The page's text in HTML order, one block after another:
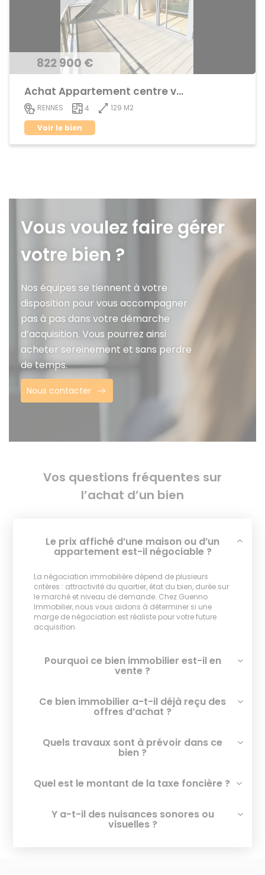
822 900 €
Achat Appartement centre ville
RENNES 4
129 M2
Voir le bien
Vous voulez faire gérer
votre bien ?
Nos équipes se tiennent à votre
disposition pour vous accompagner
pas à pas dans votre démarche
d’acquisition. Vous pourrez ainsi
acheter sereinement et sans perdre
de temps.
Nous contacter
Vos questions fréquentes sur
l’achat d’un bien
Le prix affiché d’une maison ou d’un
appartement est-il négociable ?
La négociation immobilière dépend de plusieurs
critères : attractivité du quartier, état du bien, durée sur
le marché et niveau de demande. Chez Guenno
Immobilier, nous vous aidons à déterminer si une
marge de négociation est réaliste pour votre future
acquisition.
Pourquoi ce bien immobilier est-il en
vente ?
Ce bien immobilier a-t-il déjà reçu des
offres d’achat ?
Quels travaux sont à prévoir dans ce
bien ?
Quel est le montant de la taxe foncière ?
Y a-t-il des nuisances sonores ou
visuelles ?